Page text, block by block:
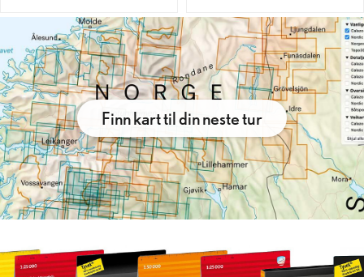
Finn kart til din neste tur